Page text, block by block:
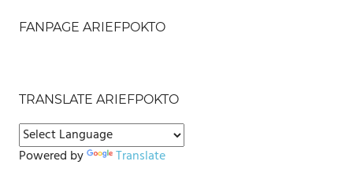
FANPAGE ARIEFPOKTO
TRANSLATE ARIEFPOKTO
Powered by Translate